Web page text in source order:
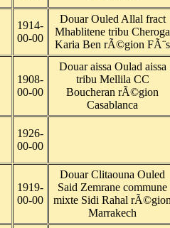
1914-
00-00
Douar Ouled Allal fract
Mhablitene tribu Cheroga
Karia Ben rÃ©gion FÃ¨s
1908-
00-00
Douar aissa Oulad aissa
tribu Mellila CC
Boucheran rÃ©gion
Casablanca
1926-
00-00
1919-
00-00
Douar Clitaouna Ouled
Said Zemrane commune
mixte Sidi Rahal
Marrakech